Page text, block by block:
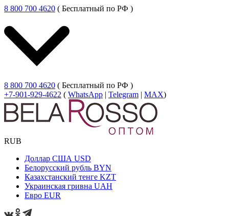
8 800 700 4620 ( Бесплатный по РФ )
8 800 700 4620 ( Бесплатный по РФ )
+7-901-929-4622 ( WhatsApp | Telegram | MAX)
RUB
Доллар США USD
Белорусский рубль BYN
Казахстанский тенге KZT
Украинская гривна UAH
Евро EUR